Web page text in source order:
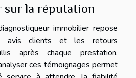
sur la réputation
immobilier repose
avis clients et les retours
après chaque prestation.
ces témoignages permet